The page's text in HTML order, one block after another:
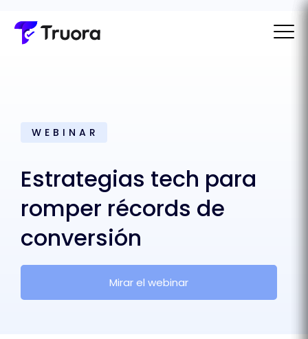
W E B I N A R
Estrategias tech para
romper récords de
conversión
Mirar el webinar